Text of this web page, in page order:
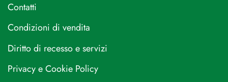
Contatti
Condizioni di vendita
Diritto di recesso e servizi
Privacy e Cookie Policy